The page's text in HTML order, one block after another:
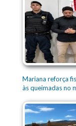
Mariana reforça
às queimadas no